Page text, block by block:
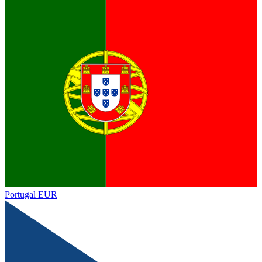
Portugal EUR